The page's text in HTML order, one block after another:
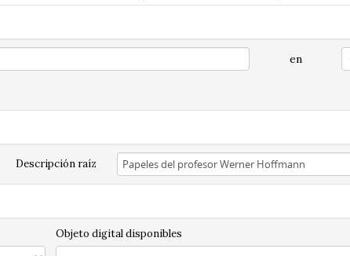
en
Descripción raíz
Objeto digital disponibles